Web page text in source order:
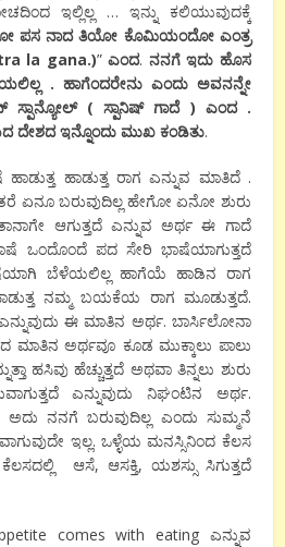
ಇಲ್ಲಿಲ್ಲ … ಇನ್ನು ಕಲಿಯುವುದಕ್ಕೆ
ಪಸ ನಾದ ತಿಯೋ ಕೊಮಿಯಂದೋ ಎಂತ್ರ
la gana.)”ಎಂದ. ನನಗೆ ಇದು ಹೊಸ
. ಹಾಗೆಂದರೇನು ಎಂದು ಅವನನ್ನೇ
ಸ್ಪಾನ್ಯೋಲ್(ಸ್ಪಾನಿಷ್ ಗಾದೆ) ಎಂದ.
ದೇಶದ ಇನ್ನೊಂದು ಮುಖ ಕಂಡಿತು.
ಹಾಡುತ್ತ ಹಾಡುತ್ತ ರಾಗ ಎನ್ನುವ ಮಾತಿದೆ .
ಏನೂ ಬರುವುದಿಲ್ಲ ಹೇಗೋ ಏನೋ ಶುರು
ಆಗುತ್ತದೆ ಎನ್ನುವ ಅರ್ಥ ಈ ಗಾದೆ
ಒಂದೊಂದೆ ಪದ ಸೇರಿ ಭಾಷೆಯಾಗುತ್ತದೆ
ಬೆಳೆಯಲಿಲ್ಲ ಹಾಗೆಯೆ ಹಾಡಿನ ರಾಗ
ನಮ್ಮ ಬಯಕೆಯ ರಾಗ ಮೂಡುತ್ತದೆ.
ಈ ಮಾತಿನ ಅರ್ಥ. ಬಾರ್ಸಿಲೋನಾ
ಮಾತಿನ ಅರ್ಥವೂ ಕೂಡ ಮುಕ್ಕಾಲು ಪಾಲು
ಹಸಿವು ಹೆಚ್ಚುತ್ತದೆ ಅಥವಾ ತಿನ್ನಲು ಶುರು
ಎನ್ನುವುದು ನಿಘಂಟಿನ ಅರ್ಥ.
ನನಗೆ ಬರುವುದಿಲ್ಲ ಎಂದು ಸುಮ್ಮನೆ
ಇಲ್ಲ. ಒಳ್ಳೆಯ ಮನಸ್ಸಿನಿಂದ ಕೆಲಸ
ಆಸೆ, ಆಸಕ್ತಿ, ಯಶಸ್ಸು ಸಿಗುತ್ತದೆ
comes with eating ಎನ್ನುವ